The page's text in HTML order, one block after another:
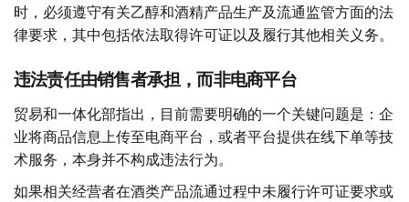
时，必须遵守有关乙醇和酒精产品生产及流通监管方面的法
律要求，其中包括依法取得许可证以及履行其他相关义务。
违法责任由销售者承担，而非电商平台
贸易和一体化部指出，目前需要明确的一个关键问题是：企
业将商品信息上传至电商平台，或者平台提供在线下单等技
术服务，本身并不构成违法行为。
如果相关经营者在酒类产品流通过程中未履行许可证要求或